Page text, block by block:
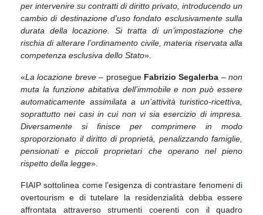
per intervenire su contratti di diritto privato, introducendo un
cambio di destinazione d’uso fondato esclusivamente sulla
durata della locazione. Si tratta di un’impostazione che
rischia di alterare l’ordinamento civile, materia riservata alla
competenza esclusiva dello Stato».
«La locazione breve – prosegue Fabrizio Segalerba – non
muta la funzione abitativa dell’immobile e non può essere
automaticamente assimilata a un’attività turistico-ricettiva,
soprattutto nei casi in cui non vi sia esercizio di impresa.
Diversamente si finisce per comprimere in modo
sproporzionato il diritto di proprietà, penalizzando famiglie,
pensionati e piccoli proprietari che operano nel pieno
rispetto della legge».
FIAIP sottolinea come l’esigenza di contrastare fenomeni di
overtourism e di tutelare la residenzialità debba essere
affrontata attraverso strumenti coerenti con il quadro